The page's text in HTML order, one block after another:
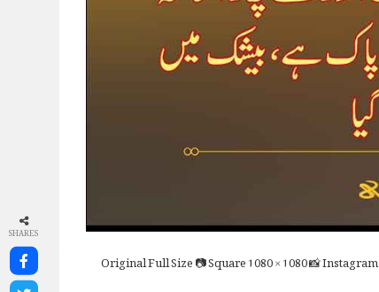
Full Size📷 Square1080 × 1080📸 Instagram
SHARES